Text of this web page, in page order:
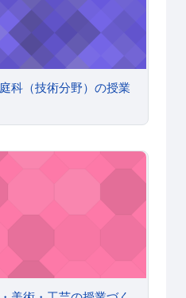
科（技術分野）の授業
術・工芸の授業づくり研修講座